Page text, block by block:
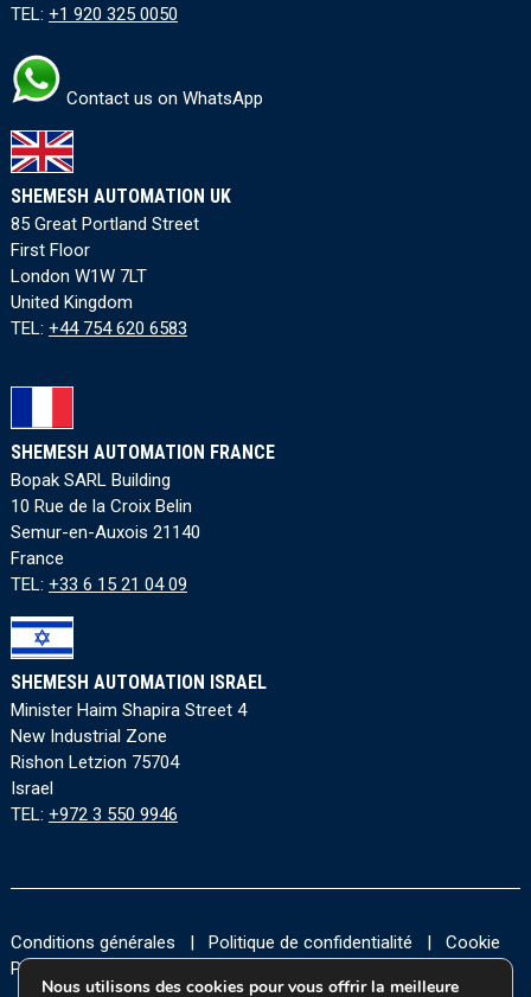
TEL: +1 920 325 0050
Contact us on WhatsApp
SHEMESH AUTOMATION UK
85 Great Portland Street
First Floor
London W1W 7LT
United Kingdom
TEL: +44 754 620 6583
SHEMESH AUTOMATION FRANCE
Bopak SARL Building
10 Rue de la Croix Belin
Semur-en-Auxois 21140
France
TEL: +33 6 15 21 04 09
SHEMESH AUTOMATION ISRAEL
Minister Haim Shapira Street 4
New Industrial Zone
Rishon Letzion 75704
Israel
TEL: +972 3 550 9946
Conditions générales | Politique de confidentialité | Cookie
Policy
Nous utilisons des cookies pour vous offrir la meilleure